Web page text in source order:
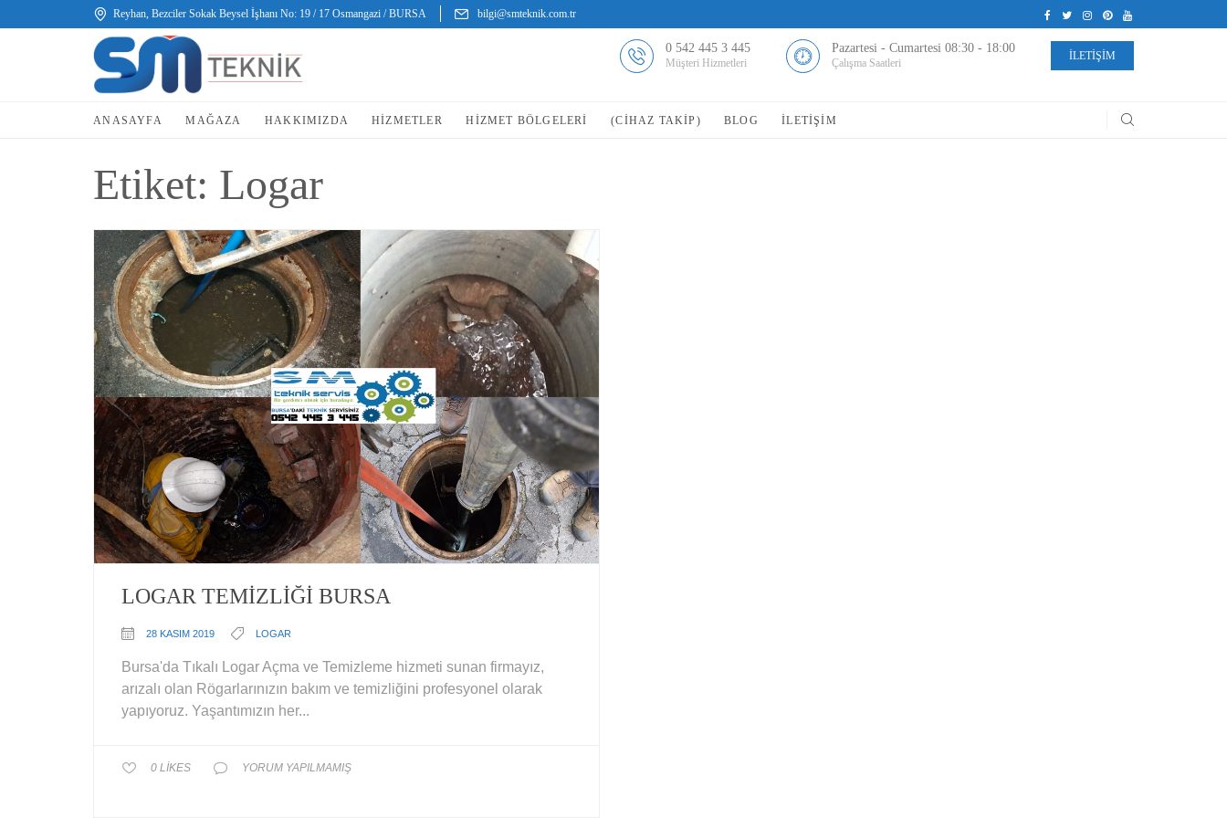
Reyhan, Bezciler Sokak Beysel İşhanı No: 19 / 17 Osmangazi / BURSA bilgi@smteknik.com.tr
0 542 445 3 445
Müşteri Hizmetleri
Pazartesi - Cumartesi 08:30 - 18:00
Çalışma Saatleri
İLETİŞİM
ANASAYFA MAĞAZA HAKKIMIZDA HIZMETLER HIZMET BÖLGELERI (CİHAZ TAKİP) BLOG İLETIŞIM
Etiket: Logar
LOGAR TEMIZLIĞI BURSA
28 KASIM 2019 LOGAR
Bursa'da Tıkalı Logar Açma ve Temizleme hizmeti sunan firmayız,
arızalı olan Rögarlarınızın bakım ve temizliğini profesyonel olarak
yapıyoruz. Yaşantımızın her...
0 LIKES YORUM YAPILMAMIŞ